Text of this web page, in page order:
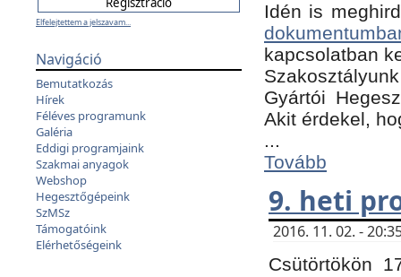
Elfelejtettem a jelszavam...
Navigáció
Bemutatkozás
Hírek
Féléves programunk
Galéria
Eddigi programjaink
Szakmai anyagok
Webshop
Hegesztőgépeink
SzMSz
Támogatóink
Elérhetőségeink
Idén is
kapcsolatban
Gyártói
Akit érdekel,
...
Tovább
9. heti
2016. 11. 02. -
Csütörtökön